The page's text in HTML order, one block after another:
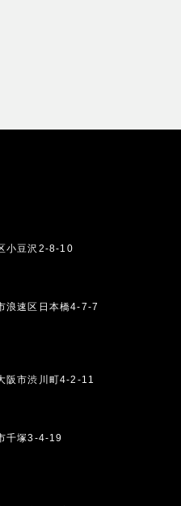
小豆沢2-8-10
浪速区日本橋4-7-7
阪市渋川町4-2-11
千塚3-4-19